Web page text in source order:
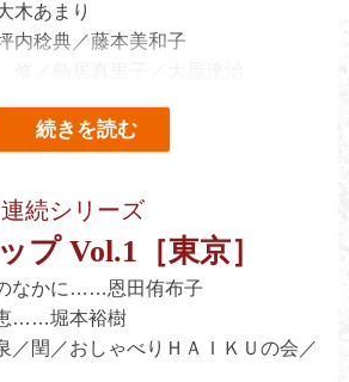
木あまり
内稔典／藤本美和子
昌代
季】西生ゆかり
中村堯子／森山くるみ／山田耕司／
小山玄紀／中矢 温／立川真理
ト】松王かをり／犬星星人
続シリーズ
プ Vol.1［東京］
なかに……恩田侑布子
堀本裕樹
／閏／おしゃべりＨＡＩＫＵの会／